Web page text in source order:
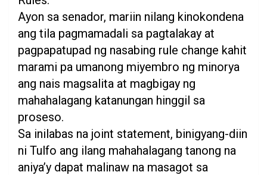
Ayon sa senador, mariin nilang kinokondena
ang tila pagmamadali sa pagtalakay at
pagpapatupad ng nasabing rule change kahit
marami pa umanong miyembro ng minorya
ang nais magsalita at magbigay ng
mahahalagang katanungan hinggil sa
proseso.
Sa inilabas na joint statement, binigyang-diin
ni Tulfo ang ilang mahahalagang tanong na
aniya’y dapat malinaw na masagot sa